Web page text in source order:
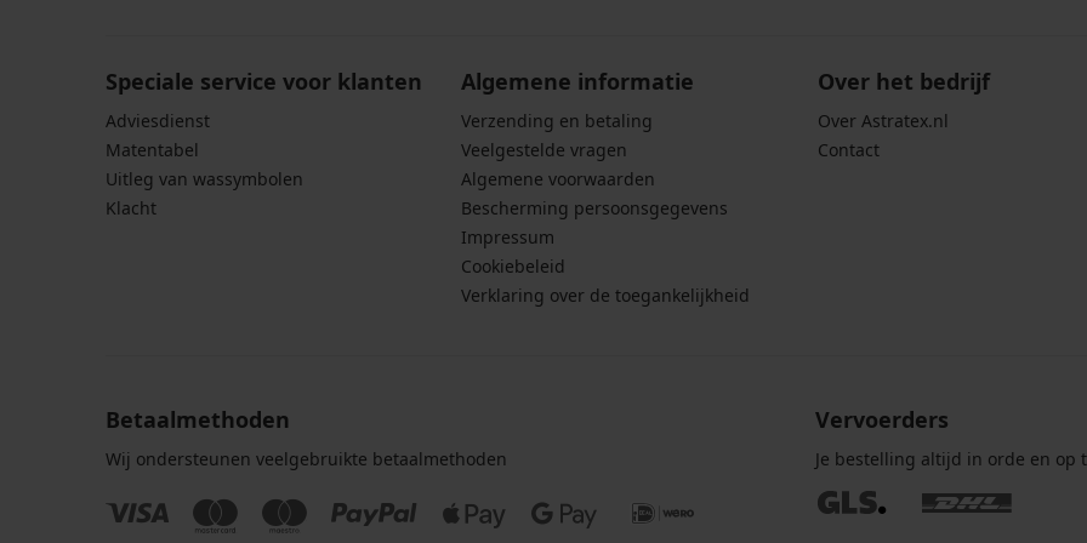
Speciale service voor klanten
Adviesdienst
Matentabel
Uitleg van wassymbolen
Klacht
Algemene informatie
Verzending en betaling
Veelgestelde vragen
Algemene voorwaarden
Bescherming persoonsgegevens
Impressum
Cookiebeleid
Verklaring over de toegankelijkheid
Over het bedrijf
Over Astratex.nl
Contact
Betaalmethoden
Wij ondersteunen veelgebruikte betaalmethoden
Vervoerders
Je bestelling altijd in orde en op